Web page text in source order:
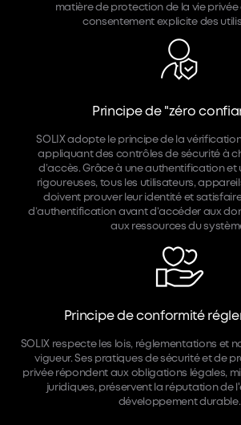
matière de protection de la vie privée
consentement explicite des
Principe de "zéro
SOLIX adopte le principe de la
appliquant des contrôles de sécurité à
d’accès. Grâce à une authentification et
rigoureuses, tous les utilisateurs,
doivent prouver leur identité et
d’authentification avant d’accéder aux
aux ressources du
Principe de conformité
SOLIX respecte les lois, réglementations et
vigueur. Ses pratiques de sécurité et de
privée répondent aux obligations légales,
juridiques, préservent la réputation de
développement durable.